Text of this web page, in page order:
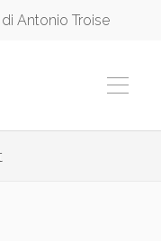
Antonio Troise